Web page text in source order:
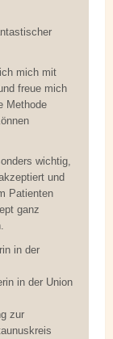
mich mit
freue mich
Methode
wichtig,
und
Patienten
ganz
in der
in der Union
zur